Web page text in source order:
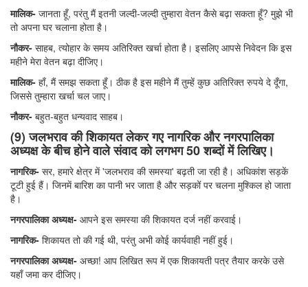
मालिक- जानता हूँ, परंतु मैं इतनी जल्दी-जल्दी तुम्हारा वेतन कैसे बढ़ा सकता हूँ? मुझे भी
तो अपना घर चलाना होता है।
नौकर- साहब, त्योहार के समय अतिरिक्त खर्चा होता है। इसलिए आपसे निवेदन कि इस
महीने मेरा वेतन बढ़ा दीजिए।
मालिक- हाँ, मैं समझ सकता हूँ। ठीक है इस महीने मैं तुम्हें कुछ अतिरिक्त रुपये दे दूँगा,
जिससे तुम्हारा खर्चा चल जाए।
नौकर- बहुत-बहुत धन्यवाद साहब।
(9) जलभराव की शिकायत लेकर गए नागरिक और नगरपालिका
अध्यक्ष के बीच होने वाले संवाद को लगभग 50 शब्दों में लिखिए।
नागरिक- सर, हमारे क्षेत्र में 'जलभराव की समस्या' बढ़ती जा रही है। अधिकांश सड़कें
टूटी हुई हैं। जिनमें बारिश का पानी भर जाता है और सड़कों पर चलना मुश्किल हो जाता
है।
नगरपालिका अध्यक्ष- आपने इस समस्या की शिकायत दर्ज नहीं करवाई।
नागरिक- शिकायत तो की गई थी, परंतु अभी कोई कार्यवाही नहीं हुई।
नगरपालिका अध्यक्ष- अच्छा! आप लिखित रूप में एक शिकायती पत्र तैयार करके उसे
यहाँ जमा कर दीजिए।